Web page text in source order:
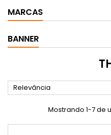
MARCAS
BANNER
Relevância
Mostrando 1-7 de